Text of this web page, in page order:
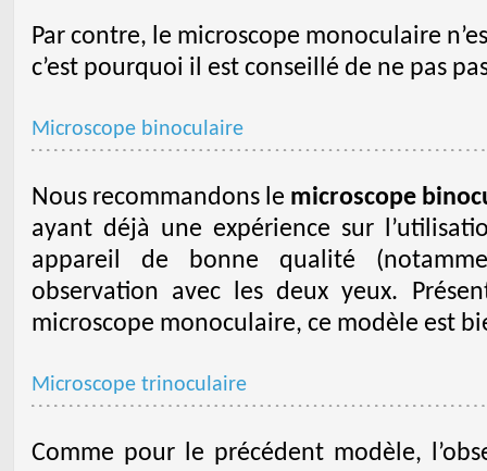
Par contre, le microscope monoculaire
c’est pourquoi il est conseillé de ne pas
Microscope binoculaire
Nous recommandons le microscope
ayant déjà une expérience sur
appareil de bonne qualité
observation avec les deux yeux.
microscope monoculaire, ce modèle est
Microscope trinoculaire
Comme pour le précédent modèle,